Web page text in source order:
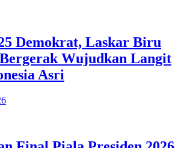
Demokrat, Laskar Biru
Wujudkan Langit
Asri